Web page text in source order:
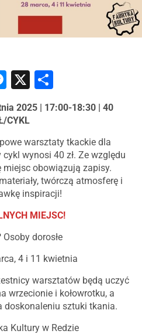
Messenger
X
CYKL
warsztaty tkackie dla
cykl wynosi 40 zł. Ze względu
obowiązują zapisy.
twórczą atmosferę i
inspiracji!
MIEJSC!
Osoby dorosłe
4 i 11 kwietnia
warsztatów będą uczyć
wrzecionie i kołowrotku, a
doskonaleniu sztuki tkania.
Kultury w Redzie